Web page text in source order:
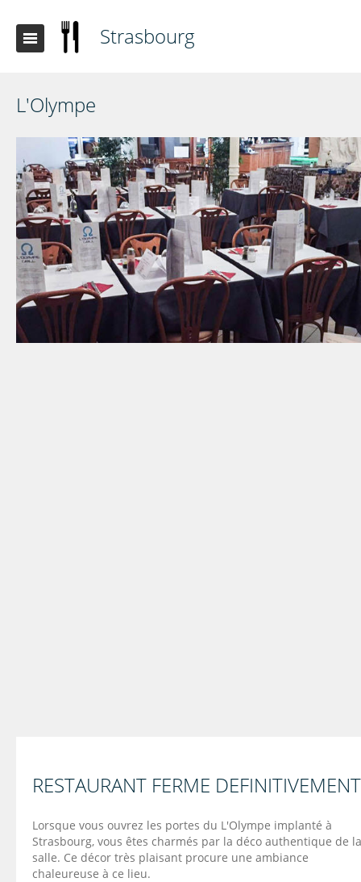
Strasbourg
L'Olympe
RESTAURANT FERME DEFINITIVEMENT
Lorsque vous ouvrez les portes du L'Olympe implanté à
Strasbourg, vous êtes charmés par la déco authentique de la
salle. Ce décor très plaisant procure une ambiance
chaleureuse à ce lieu.